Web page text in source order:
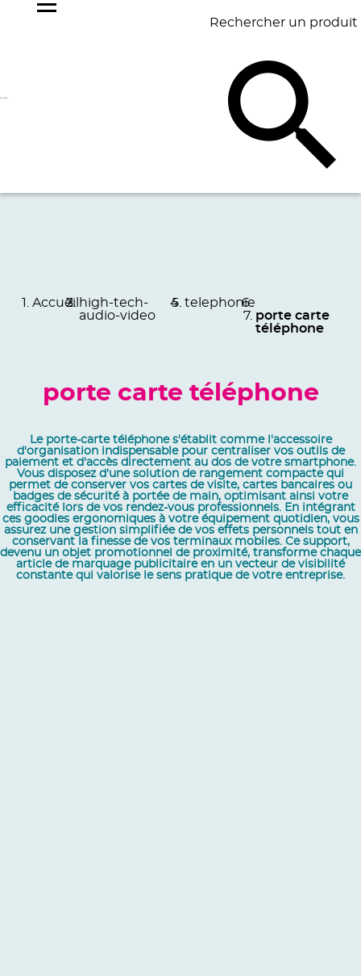
Rechercher un produit
BAGAGERIE BUREAU
Accueil high-tech-
audio-video
telephonie
porte carte
téléphone
porte carte téléphone
Le porte-carte téléphone s'établit comme l'accessoire
d'organisation indispensable pour centraliser vos outils de
paiement et d'accès directement au dos de votre smartphone.
Vous disposez d'une solution de rangement compacte qui
permet de conserver vos cartes de visite, cartes bancaires ou
badges de sécurité à portée de main, optimisant ainsi votre
efficacité lors de vos rendez-vous professionnels. En intégrant
ces goodies ergonomiques à votre équipement quotidien, vous
assurez une gestion simplifiée de vos effets personnels tout en
conservant la finesse de vos terminaux mobiles. Ce support,
devenu un objet promotionnel de proximité, transforme chaque
article de marquage publicitaire en un vecteur de visibilité
constante qui valorise le sens pratique de votre entreprise.